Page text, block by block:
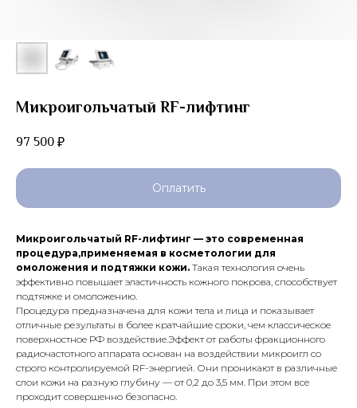
Микроигольчатый RF-лифтинг
97 500₽
Оплатить
Микроигольчатый RF-лифтинг — это современная
процедура,применяемая в косметологии для
омоложения и подтяжки кожи. Такая технология очень
эффективно повышает эластичность кожного покрова, способствует
подтяжке и омоложению.
Процедура предназначена для кожи тела и лица и показывает
отличные результаты в более кратчайшие сроки, чем классическое
поверхностное РФ воздействие.Эффект от работы фракционного
радиочастотного аппарата основан на воздействии микроигл со
строго контролируемой RF-энергией. Они проникают в различные
слои кожи на разную глубину — от 0,2 до 3,5 мм. При этом все
проходит совершенно безопасно.